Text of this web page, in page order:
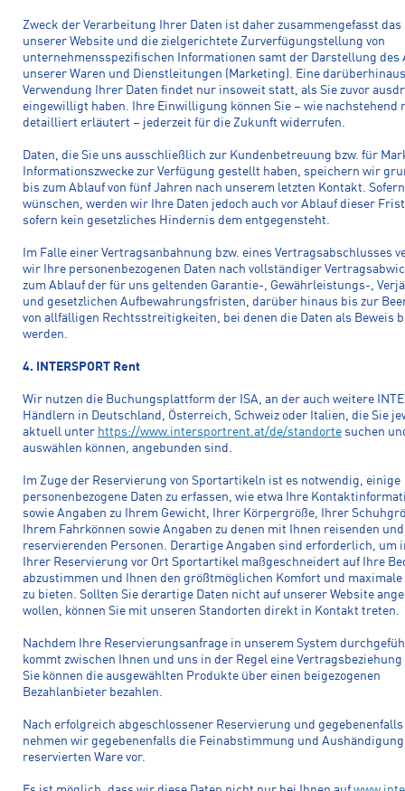
Zweck der Verarbeitung Ihrer Daten ist daher zusammengefasst
unserer Website und die zielgerichtete Zurverfügungstellung von
unternehmensspezifischen Informationen samt der Darstellung des
unserer Waren und Dienstleitungen (Marketing). Eine
Verwendung Ihrer Daten findet nur insoweit statt, als Sie zuvor
eingewilligt haben. Ihre Einwilligung können Sie – wie nachstehend
detailliert erläutert – jederzeit für die Zukunft widerrufen.
Daten, die Sie uns ausschließlich zur Kundenbetreuung bzw. für
Informationszwecke zur Verfügung gestellt haben, speichern wir
bis zum Ablauf von fünf Jahren nach unserem letzten Kontakt.
wünschen, werden wir Ihre Daten jedoch auch vor Ablauf dieser
sofern kein gesetzliches Hindernis dem entgegensteht.
Im Falle einer Vertragsanbahnung bzw. eines Vertragsabschlusses
wir Ihre personenbezogenen Daten nach vollständiger
zum Ablauf der für uns geltenden Garantie-, Gewährleistungs-,
und gesetzlichen Aufbewahrungsfristen, darüber hinaus bis zur
von allfälligen Rechtsstreitigkeiten, bei denen die Daten als Beweis
werden.
4. INTERSPORT Rent
Wir nutzen die Buchungsplattform der ISA, an der auch weitere
Händlern in Deutschland, Österreich, Schweiz oder Italien, die Sie
aktuell unter https://www.intersportrent.at/de/standorte suchen
auswählen können, angebunden sind.
Im Zuge der Reservierung von Sportartikeln ist es notwendig, einige
personenbezogene Daten zu erfassen, wie etwa Ihre
sowie Angaben zu Ihrem Gewicht, Ihrer Körpergröße, Ihrer
Ihrem Fahrkönnen sowie Angaben zu denen mit Ihnen reisenden
reservierenden Personen. Derartige Angaben sind erforderlich, um
Ihrer Reservierung vor Ort Sportartikel maßgeschneidert auf Ihre
abzustimmen und Ihnen den größtmöglichen Komfort und
zu bieten. Sollten Sie derartige Daten nicht auf unserer Website
wollen, können Sie mit unseren Standorten direkt in Kontakt treten.
Nachdem Ihre Reservierungsanfrage in unserem System
kommt zwischen Ihnen und uns in der Regel eine
Sie können die ausgewählten Produkte über einen beigezogenen
Bezahlanbieter bezahlen.
Nach erfolgreich abgeschlossener Reservierung und
nehmen wir gegebenenfalls die Feinabstimmung und
reservierten Ware vor.